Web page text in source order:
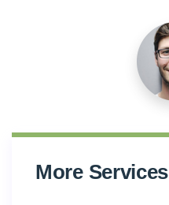
More Services